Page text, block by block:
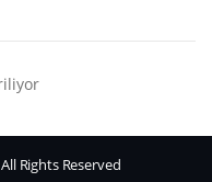
Rights Reserved